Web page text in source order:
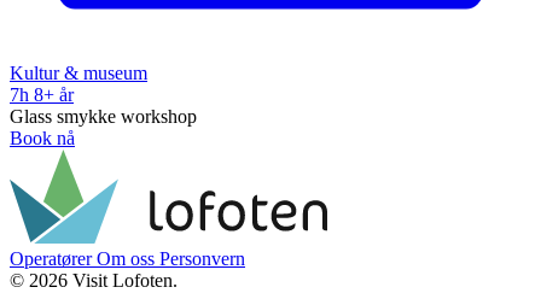
Kultur & museum
7h 8+ år
Glass smykke workshop
Book nå
OperatørerOm oss Personvern
© 2026 Visit Lofoten.